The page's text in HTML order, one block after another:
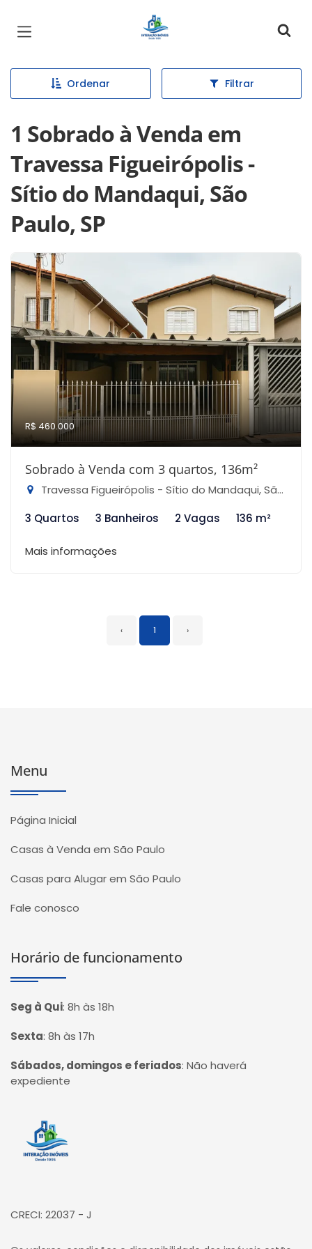
Página inicial
Ordenar Filtrar
1 Sobrado à Venda em
Travessa Figueirópolis -
Sítio do Mandaqui, São
Paulo, SP
R$ 460.000
Sobrado à Venda com 3 quartos, 136m²
Travessa Figueirópolis - Sítio do Mandaqui, São Paulo-SP
3 Quartos
3 Banheiros 2 Vagas 136 m²
Mais informações
‹ 1 ›
Menu
Página Inicial
Casas à Venda em São Paulo
Casas para Alugar em São Paulo
Fale conosco
Horário de funcionamento
Seg à Qui: 8h às 18h
Sexta: 8h às 17h
Sábados, domingos e feriados: Não haverá
expediente
Página inicial
CRECI: 22037 - J